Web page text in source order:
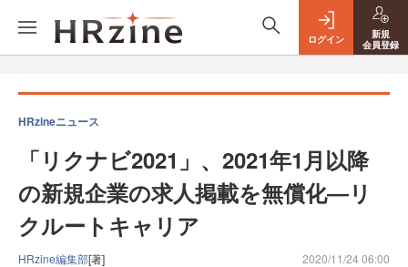
ログイン
新規
会員登録
HRzineニュース
「リクナビ2021」、2021年1月以降
の新規企業の求人掲載を無償化―リ
クルートキャリア
HRzine編集部[著] 2020/11/24 06:00